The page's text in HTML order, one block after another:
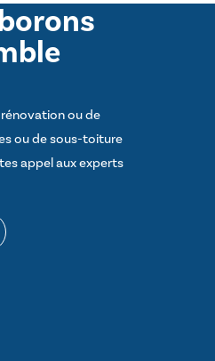
ou de
ou de sous-toiture
appel aux experts